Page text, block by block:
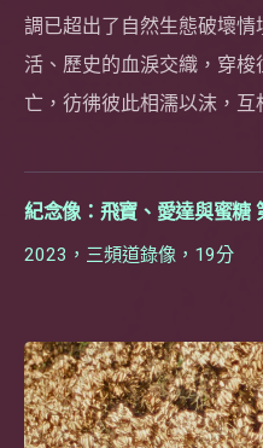
調已超出了自然生態破壞
活、歷史的血淚交織，穿
亡，彷彿彼此相濡以沫，
紀念像：飛寶、愛達與蜜糖
2023，三頻道錄像，19分